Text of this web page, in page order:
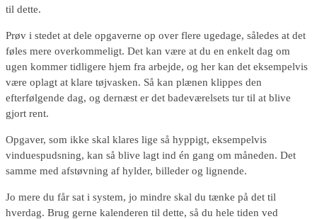
til dette.
Prøv i stedet at dele opgaverne op over flere ugedage, således at det
føles mere overkommeligt. Det kan være at du en enkelt dag om
ugen kommer tidligere hjem fra arbejde, og her kan det eksempelvis
være oplagt at klare tøjvasken. Så kan plænen klippes den
efterfølgende dag, og dernæst er det badeværelsets tur til at blive
gjort rent.
Opgaver, som ikke skal klares lige så hyppigt, eksempelvis
vinduespudsning, kan så blive lagt ind én gang om måneden. Det
samme med afstøvning af hylder, billeder og lignende.
Jo mere du får sat i system, jo mindre skal du tænke på det til
hverdag. Brug gerne kalenderen til dette, så du hele tiden ved